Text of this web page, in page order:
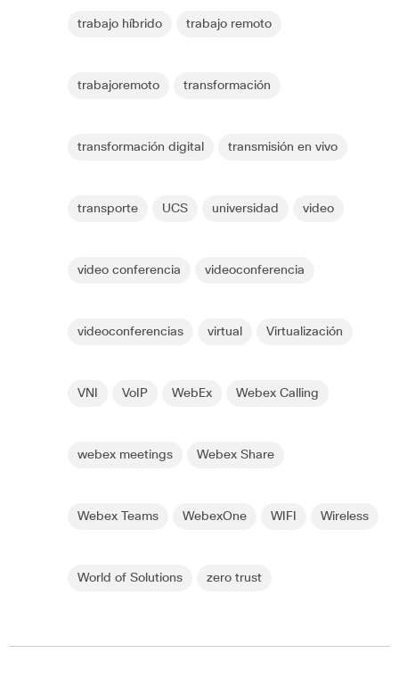
trabajo híbrido trabajo remoto
trabajoremoto transformación
transformación digital transmisión en vivo
transporte UCS universidad video
video conferencia videoconferencia
videoconferencias virtual Virtualización
VNI VoIP WebEx Webex Calling
webex meetings Webex Share
Webex Teams WebexOne WIFI Wireless
World of Solutions zero trust